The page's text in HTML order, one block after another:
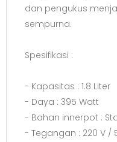
dan pengukus
sempurna.
Spesifikasi :
- Kapasitas : 1.8 Liter
- Daya : 395 Watt
- Bahan innerpot :
- Tegangan : 220 V /